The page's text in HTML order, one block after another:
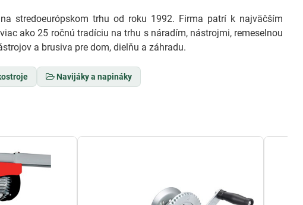
stredoeurópskom trhu od roku 1992. Firma patrí k najväčším
ako 25 ročnú tradíciu na trhu s náradím, nástrojmi, remeselnou
a brusiva pre dom, dielňu a záhradu.
Navijáky a napináky